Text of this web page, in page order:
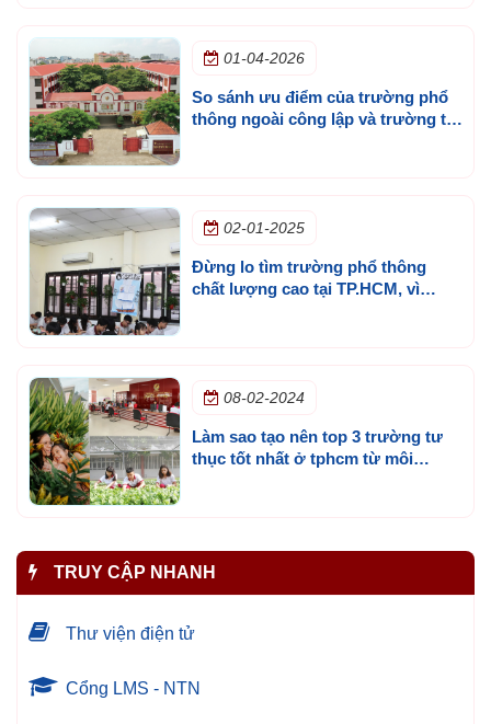
01-04-2026
So sánh ưu điểm của trường phổ
thông ngoài công lập và trường tư
02-01-2025
Đừng lo tìm trường phổ thông
chất lượng cao tại TP.HCM, vì
08-02-2024
Làm sao tạo nên top 3 trường tư
thục tốt nhất ở tphcm từ môi
TRUY CẬP NHANH
Thư viện điện tử
Cổng LMS - NTN